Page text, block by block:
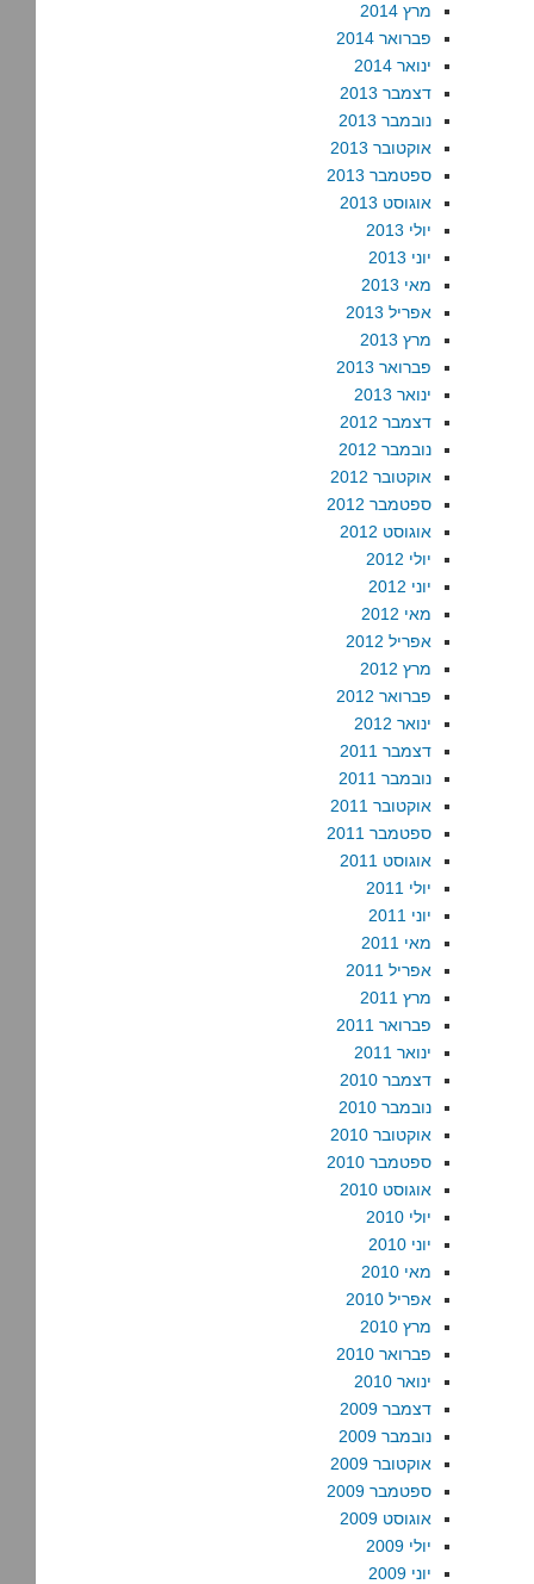
מרץ 2014
פברואר 2014
ינואר 2014
דצמבר 2013
נובמבר 2013
אוקטובר 2013
ספטמבר 2013
אוגוסט 2013
יולי 2013
יוני 2013
מאי 2013
אפריל 2013
מרץ 2013
פברואר 2013
ינואר 2013
דצמבר 2012
נובמבר 2012
אוקטובר 2012
ספטמבר 2012
אוגוסט 2012
יולי 2012
יוני 2012
מאי 2012
אפריל 2012
מרץ 2012
פברואר 2012
ינואר 2012
דצמבר 2011
נובמבר 2011
אוקטובר 2011
ספטמבר 2011
אוגוסט 2011
יולי 2011
יוני 2011
מאי 2011
אפריל 2011
מרץ 2011
פברואר 2011
ינואר 2011
דצמבר 2010
נובמבר 2010
אוקטובר 2010
ספטמבר 2010
אוגוסט 2010
יולי 2010
יוני 2010
מאי 2010
אפריל 2010
מרץ 2010
פברואר 2010
ינואר 2010
דצמבר 2009
נובמבר 2009
אוקטובר 2009
ספטמבר 2009
אוגוסט 2009
יולי 2009
יוני 2009